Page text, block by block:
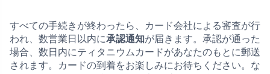
すべての手続きが終わったら、カード会社による審査が行
われ、数営業日以内に承認通知が届きます。承認が通った
場合、数日内にティタニウムカードがあなたのもとに郵送
されます。カードの到着をお楽しみにお待ちください。な